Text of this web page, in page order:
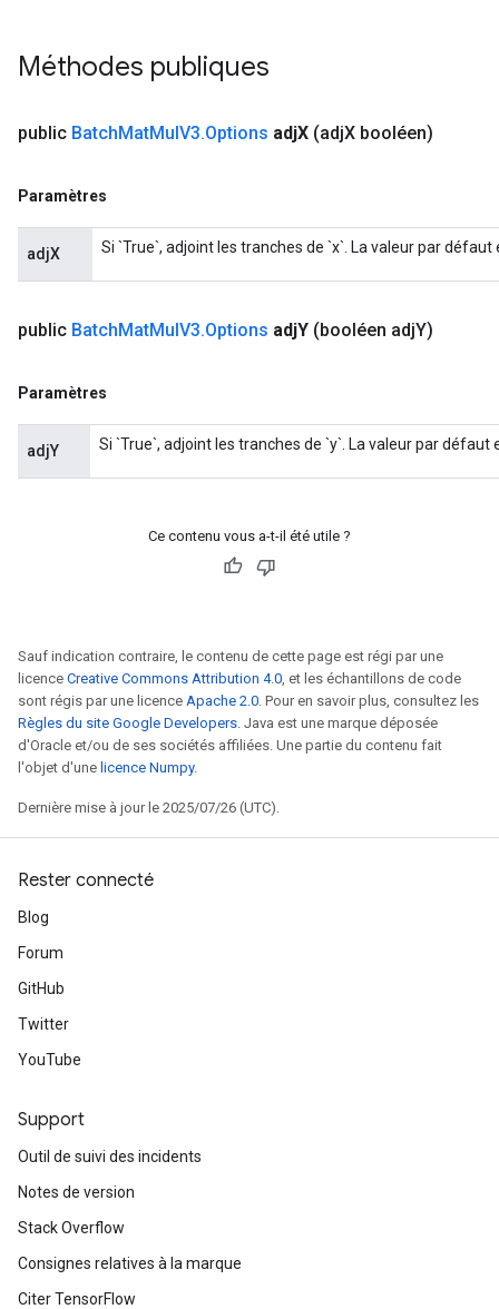
Méthodes publiques
public BatchMatMulV3.Options adjX (adjX booléen)
Paramètres
adjX Si `True`, adjoint les tranches de `x`. La valeur par défaut
public BatchMatMulV3.Options adjY (booléen adjY)
Paramètres
adjY Si `True`, adjoint les tranches de `y`. La valeur par défaut
Ce contenu vous a-t-il été utile ?
Sauf indication contraire, le contenu de cette page est régi par une
licence Creative Commons Attribution 4.0, et les échantillons de code
sont régis par une licence Apache 2.0. Pour en savoir plus, consultez les
Règles du site Google Developers. Java est une marque déposée
d'Oracle et/ou de ses sociétés affiliées. Une partie du contenu fait
l'objet d'une licence Numpy.
Dernière mise à jour le 2025/07/26 (UTC).
Rester connecté
Blog
Forum
GitHub
Twitter
YouTube
Support
Outil de suivi des incidents
Notes de version
Stack Overflow
Consignes relatives à la marque
Citer TensorFlow